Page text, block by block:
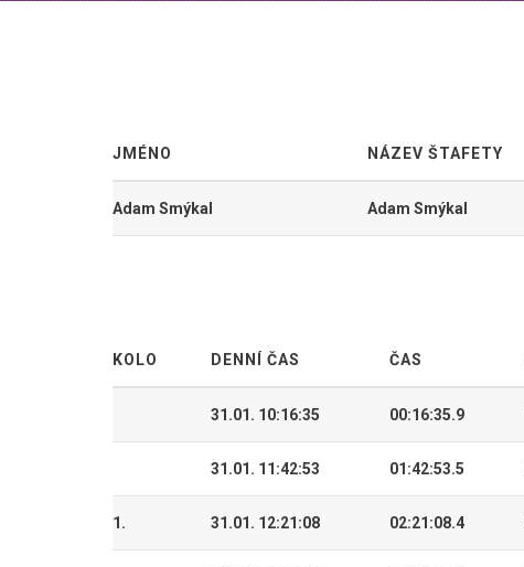
JMÉNO NÁZEV ŠTAFETY
Adam Smýkal Adam Smýkal
KOLO DENNÍ ČAS ČAS
31.01. 10:16:35 00:16:35.9
31.01. 11:42:53 01:42:53.5
1. 31.01. 12:21:08 02:21:08.4